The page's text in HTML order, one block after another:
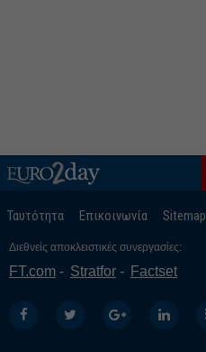
Ταυτότητα Επικοινωνία Sitemap
Διεθνείς αποκλειστικές συνεργασίες:
FT.com Stratfor Factset